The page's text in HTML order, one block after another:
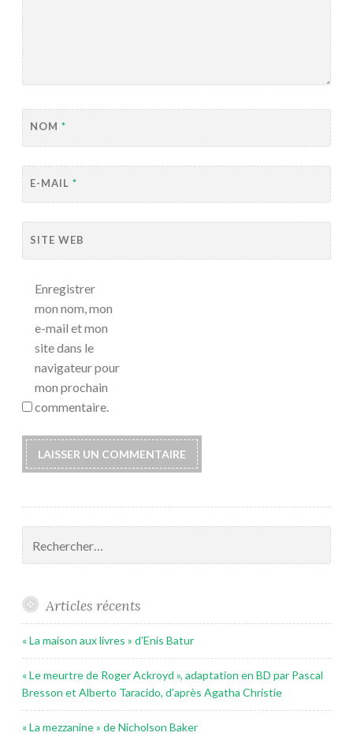
NOM *
E-MAIL *
SITE WEB
Enregistrer
mon nom, mon
e-mail et mon
site dans le
navigateur pour
mon prochain
commentaire.
Articles récents
« La maison aux livres » d’Enis Batur
« Le meurtre de Roger Ackroyd », adaptation en BD par Pascal
Bresson et Alberto Taracido, d’après Agatha Christie
« La mezzanine » de Nicholson Baker